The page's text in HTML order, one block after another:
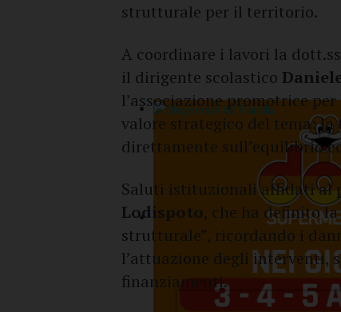
strutturale per il territorio.
A coordinare i lavori la
il dirigente scolastico
l’associazione promotrice
valore strategico del tema:
direttamente sull’equilibrio
Saluti istituzionali affidati al
Lodispoto, che ha definito
strutturale”, ricordando i
l’attuazione degli interventi,
finanziamenti.